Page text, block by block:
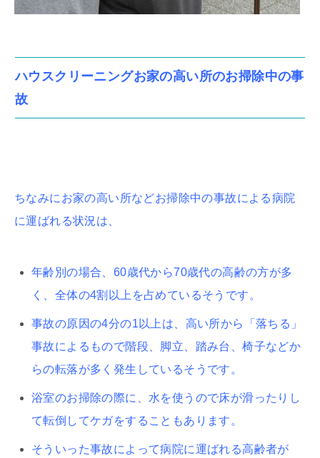
ハウスクリーニングお家の高い所のお掃除中の事
故
ちなみにお家の高い所などお掃除中の事故による病院
に運ばれる状況は、
年齢別の場合、60歳代から70歳代の高齢の方が多
く、全体の4割以上を占めているそうです。
事故の原因の4分の1以上は、高い所から「落ちる」
事故によるもので階段、脚立、踏み台、椅子などか
らの転落が多く発生しているそうです。
浴室のお掃除の際に、水を使うので床が滑ったりし
て転倒してケガをすることもあります。
そういった事故によって病院に運ばれる高齢者が